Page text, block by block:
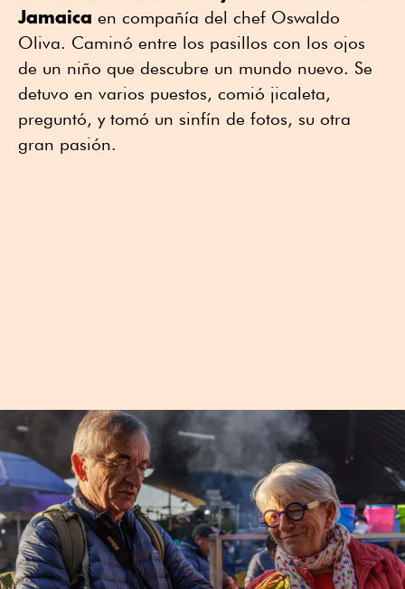
Jamaica en compañía del chef Oswaldo
Oliva. Caminó entre los pasillos con los ojos
de un niño que descubre un mundo nuevo. Se
detuvo en varios puestos, comió jicaleta,
preguntó, y tomó un sinfín de fotos, su otra
gran pasión.